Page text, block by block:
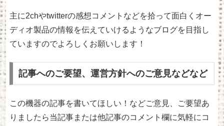
主に2chやtwitterの感想コメントなどを拾って面白くオー
ディオ製品の情報を伝えていけるようなブログを目指し
ていますのでよろしくお願いします！
記事へのご要望、運営方針へのご意見などなど
この機器の記事を書いてほしい！などご意見、ご要望あ
りましたら当記事または他記事のコメント欄に気軽にコ